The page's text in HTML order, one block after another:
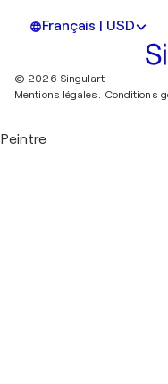
Français | USD
© 2026 Singulart
Mentions légales. Conditions
Peintre